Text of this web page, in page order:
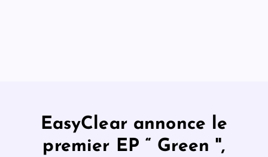
EasyClear annonce le
premier EP “ Green '',